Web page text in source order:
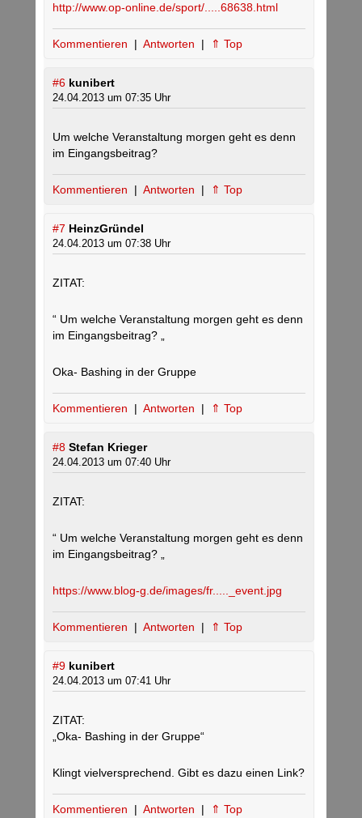
http://www.op-online.de/sport/.....68638.html
Kommentieren | Antworten | ⇑ Top
#6 kunibert
24.04.2013 um 07:35 Uhr
Um welche Veranstaltung morgen geht es denn
im Eingangsbeitrag?
Kommentieren | Antworten | ⇑ Top
#7 HeinzGründel
24.04.2013 um 07:38 Uhr
ZITAT:
“ Um welche Veranstaltung morgen geht es denn
im Eingangsbeitrag? „
Oka- Bashing in der Gruppe
Kommentieren | Antworten | ⇑ Top
#8 Stefan Krieger
24.04.2013 um 07:40 Uhr
ZITAT:
“ Um welche Veranstaltung morgen geht es denn
im Eingangsbeitrag? „
https://www.blog-g.de/images/fr....._event.jpg
Kommentieren | Antworten | ⇑ Top
#9 kunibert
24.04.2013 um 07:41 Uhr
ZITAT:
„Oka- Bashing in der Gruppe“
Klingt vielversprechend. Gibt es dazu einen Link?
Kommentieren | Antworten | ⇑ Top